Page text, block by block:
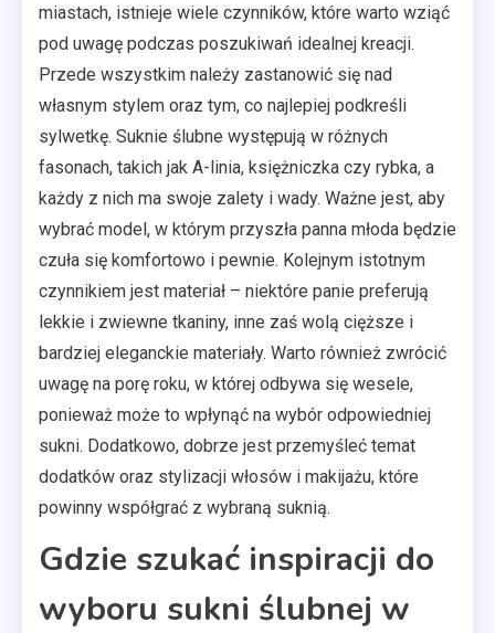
miastach, istnieje wiele czynników, które warto wziąć
pod uwagę podczas poszukiwań idealnej kreacji.
Przede wszystkim należy zastanowić się nad
własnym stylem oraz tym, co najlepiej podkreśli
sylwetkę. Suknie ślubne występują w różnych
fasonach, takich jak A-linia, księżniczka czy rybka, a
każdy z nich ma swoje zalety i wady. Ważne jest, aby
wybrać model, w którym przyszła panna młoda będzie
czuła się komfortowo i pewnie. Kolejnym istotnym
czynnikiem jest materiał – niektóre panie preferują
lekkie i zwiewne tkaniny, inne zaś wolą cięższe i
bardziej eleganckie materiały. Warto również zwrócić
uwagę na porę roku, w której odbywa się wesele,
ponieważ może to wpłynąć na wybór odpowiedniej
sukni. Dodatkowo, dobrze jest przemyśleć temat
dodatków oraz stylizacji włosów i makijażu, które
powinny współgrać z wybraną suknią.
Gdzie szukać inspiracji do
wyboru sukni ślubnej w